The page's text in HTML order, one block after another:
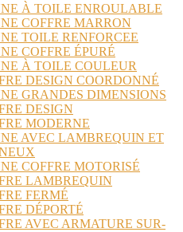
À TOILE ENROULABLE
COFFRE MARRON
TOILE RENFORCEE
COFFRE ÉPURÉ
À TOILE COULEUR
DESIGN COORDONNÉ
GRANDES DIMENSIONS
DESIGN
MODERNE
AVEC LAMBREQUIN ET
COFFRE MOTORISÉ
LAMBREQUIN
FERMÉ
DÉPORTÉ
AVEC ARMATURE SUR-